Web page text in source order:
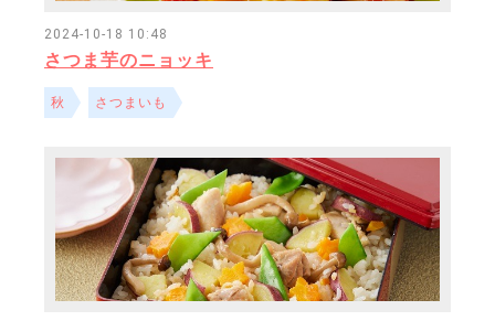
2024-10-18 10:48
さつま芋のニョッキ
秋 さつまいも